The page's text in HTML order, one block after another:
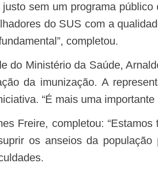
sem um programa
do SUS com a
completou.
da imunização. A
“É mais uma
os anseios da